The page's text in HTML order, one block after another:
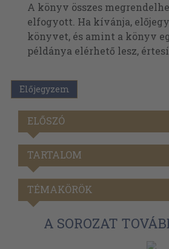
A könyv összes
elfogyott. Ha kívánja,
könyvet, és amint a könyv
példánya elérhető lesz,
Előjegyzem
ELŐSZÓ
TARTALOM
TÉMAKÖRÖK
A SOROZAT